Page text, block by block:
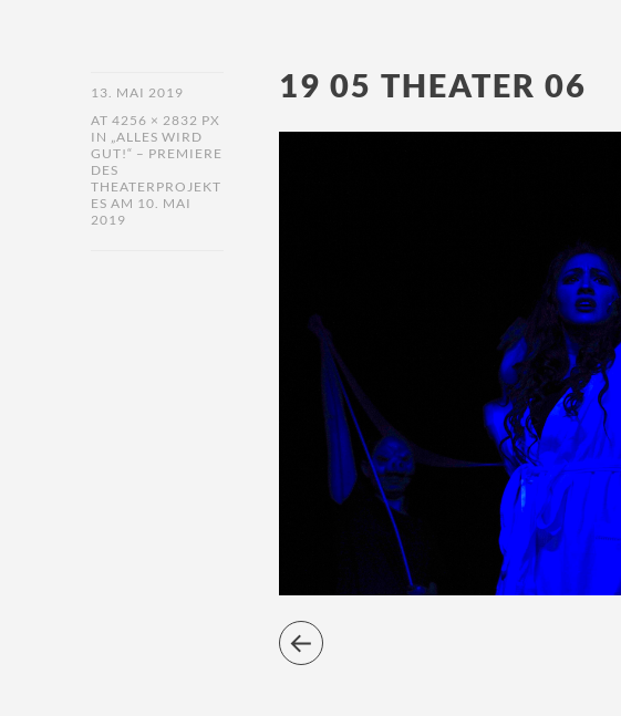
13. MAI 2019
AT 4256 × 2832 PX
IN „ALLES WIRD
GUT!“ – PREMIERE
DES
THEATERPROJEKT
ES AM 10. MAI
2019
19 05 THEATER 06